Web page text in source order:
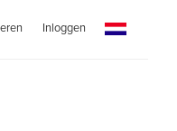
Inloggen